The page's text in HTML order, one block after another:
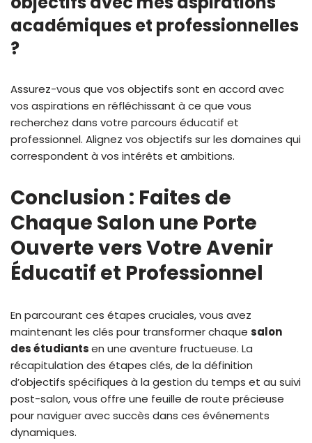
académiques et professionnelles
?
Assurez-vous que vos objectifs sont en accord avec
vos aspirations en réfléchissant à ce que vous
recherchez dans votre parcours éducatif et
professionnel. Alignez vos objectifs sur les domaines qui
correspondent à vos intérêts et ambitions.
Conclusion : Faites de
Chaque Salon une Porte
Ouverte vers Votre Avenir
Éducatif et Professionnel
En parcourant ces étapes cruciales, vous avez
maintenant les clés pour transformer chaque salon
des étudiantsen une aventure fructueuse. La
récapitulation des étapes clés, de la définition
d’objectifs spécifiques à la gestion du temps et au suivi
post-salon, vous offre une feuille de route précieuse
pour naviguer avec succès dans ces événements
dynamiques.